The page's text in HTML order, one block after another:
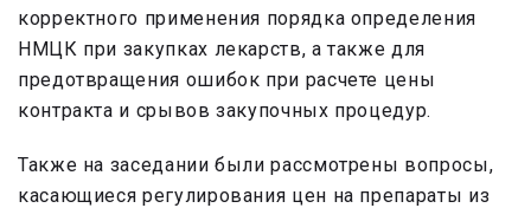
корректного применения порядка определения
НМЦК при закупках лекарств, а также для
предотвращения ошибок при расчете цены
контракта и срывов закупочных процедур.
Также на заседании были рассмотрены вопросы,
касающиеся регулирования цен на препараты из